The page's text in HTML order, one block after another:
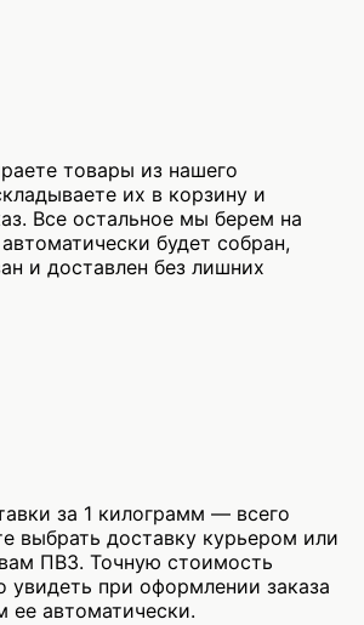
товары из нашего
их в корзину и
Все остальное мы берем на
будет собран,
и доставлен без лишних
за 1 килограмм — всего
выбрать доставку курьером или
ПВЗ. Точную стоимость
увидеть при оформлении заказа
автоматически.